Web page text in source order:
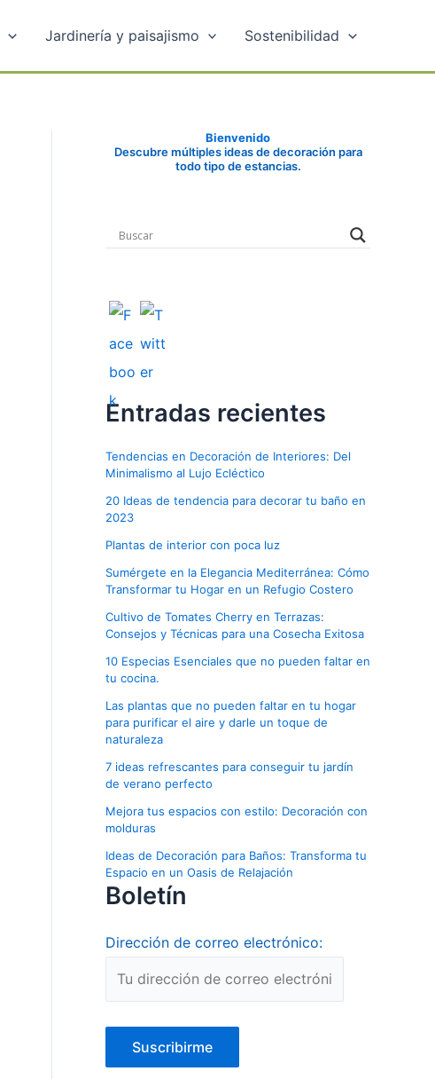
Jardinería y paisajismo Sostenibilidad
Bienvenido
Descubre múltiples ideas de decoración para
todo tipo de estancias.
Entradas recientes
Tendencias en Decoración de Interiores: Del
Minimalismo al Lujo Ecléctico
20 Ideas de tendencia para decorar tu baño en
2023
Plantas de interior con poca luz
Sumérgete en la Elegancia Mediterránea: Cómo
Transformar tu Hogar en un Refugio Costero
Cultivo de Tomates Cherry en Terrazas:
Consejos y Técnicas para una Cosecha Exitosa
10 Especias Esenciales que no pueden faltar en
tu cocina.
Las plantas que no pueden faltar en tu hogar
para purificar el aire y darle un toque de
naturaleza
7 ideas refrescantes para conseguir tu jardín
de verano perfecto
Mejora tus espacios con estilo: Decoración con
molduras
Ideas de Decoración para Baños: Transforma tu
Espacio en un Oasis de Relajación
Boletín
Dirección de correo electrónico: